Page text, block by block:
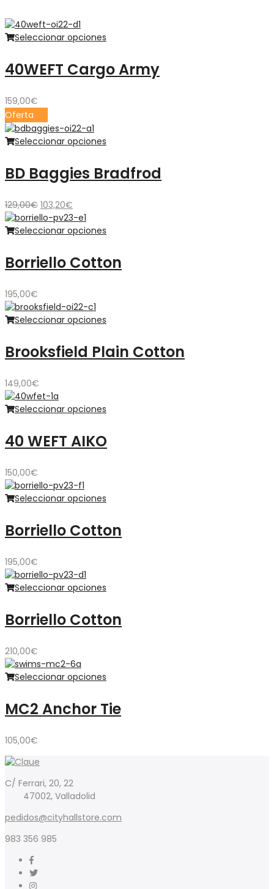
Seleccionar opciones
40WEFT Cargo Army
159,00€
Oferta
Seleccionar opciones
BD Baggies Bradfrod
129,00€ El
precio
original
129,00€.
103,20€
precio
actual
103,20€.
Seleccionar opciones
Borriello Cotton
195,00€
Seleccionar opciones
Brooksfield Plain Cotton
149,00€
Seleccionar opciones
40 WEFT AIKO
150,00€
Seleccionar opciones
Borriello Cotton
195,00€
Seleccionar opciones
Borriello Cotton
210,00€
Seleccionar opciones
MC2 Anchor Tie
105,00€
C/ Ferrari, 20, 22
47002, Valladolid
pedidos@cityhallstore.com
983 356 985